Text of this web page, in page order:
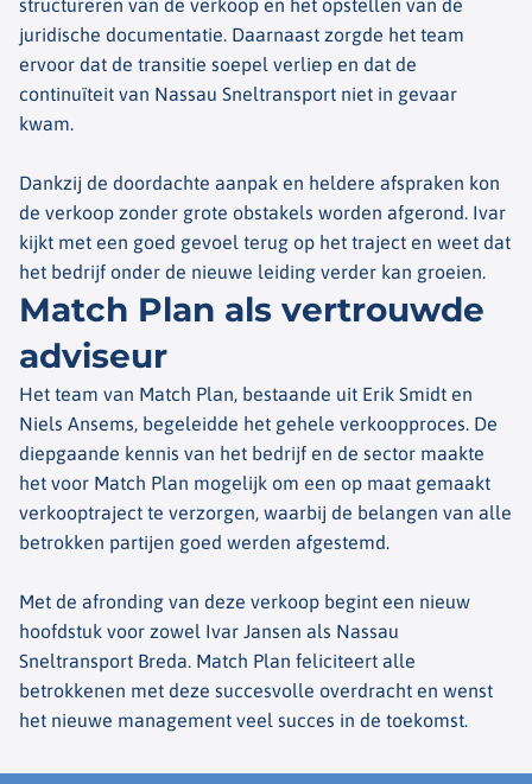
structureren van de verkoop en het opstellen van de
juridische documentatie. Daarnaast zorgde het team
ervoor dat de transitie soepel verliep en dat de
continuïteit van Nassau Sneltransport niet in gevaar
kwam.
Dankzij de doordachte aanpak en heldere afspraken kon
de verkoop zonder grote obstakels worden afgerond. Ivar
kijkt met een goed gevoel terug op het traject en weet dat
het bedrijf onder de nieuwe leiding verder kan groeien.
Match Plan als vertrouwde
adviseur
Het team van Match Plan, bestaande uit Erik Smidt en
Niels Ansems, begeleidde het gehele verkoopproces. De
diepgaande kennis van het bedrijf en de sector maakte
het voor Match Plan mogelijk om een op maat gemaakt
verkooptraject te verzorgen, waarbij de belangen van alle
betrokken partijen goed werden afgestemd.
Met de afronding van deze verkoop begint een nieuw
hoofdstuk voor zowel Ivar Jansen als Nassau
Sneltransport Breda. Match Plan feliciteert alle
betrokkenen met deze succesvolle overdracht en wenst
het nieuwe management veel succes in de toekomst.